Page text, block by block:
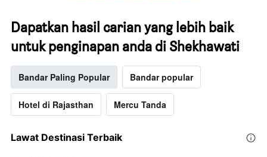
Dapatkan hasil carian yang lebih baik
untuk penginapan anda di Shekhawati
Bandar Paling Popular Bandar popular
Hotel di Rajasthan Mercu Tanda
Lawat Destinasi Terbaik